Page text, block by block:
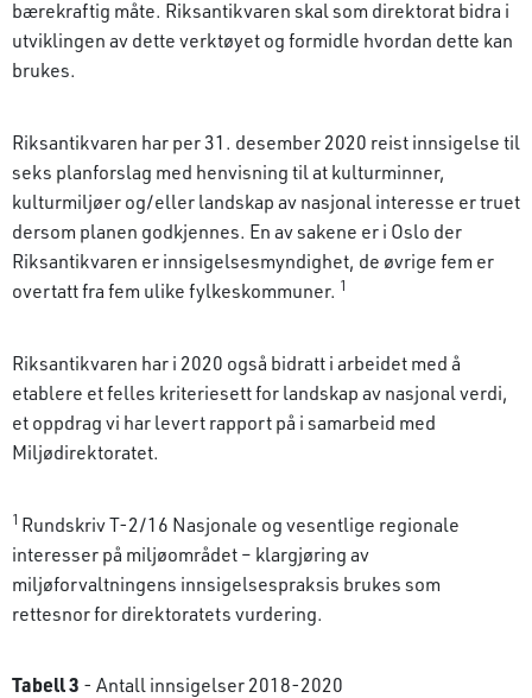
bærekraftig måte. Riksantikvaren skal som direktorat bidra i
utviklingen av dette verktøyet og formidle hvordan dette kan
brukes.
Riksantikvaren har per 31. desember 2020 reist innsigelse til
seks planforslag med henvisning til at kulturminner,
kulturmiljøer og/eller landskap av nasjonal interesse er truet
dersom planen godkjennes. En av sakene er i Oslo der
Riksantikvaren er innsigelsesmyndighet, de øvrige fem er
overtatt fra fem ulike fylkeskommuner. 1
Riksantikvaren har i 2020 også bidratt i arbeidet med å
etablere et felles kriteriesett for landskap av nasjonal verdi,
et oppdrag vi har levert rapport på i samarbeid med
Miljødirektoratet.
1 Rundskriv T-2/16 Nasjonale og vesentlige regionale
interesser på miljøområdet – klargjøring av
miljøforvaltningens innsigelses­praksis brukes som
rettesnor for direktoratets vurdering.
Tabell 3 - Antall innsigelser 2018-2020